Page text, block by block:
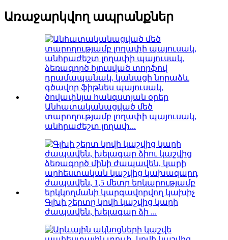
Առաջարկվող ապրանքներ
Անհատականացված մեծ
տարողությամբ լողափի պայուսակ,
անհրաժեշտ լողափ...
Գլխի շերտը կովի կաշվից կարի
ժապավեն, խելագար ձի ...